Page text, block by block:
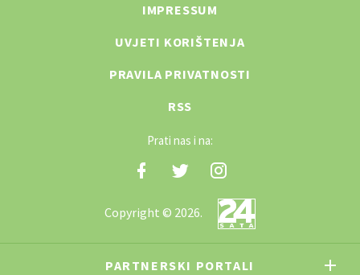
IMPRESSUM
UVJETI KORIŠTENJA
PRAVILA PRIVATNOSTI
RSS
Prati nas i na:
Copyright © 2026.
PARTNERSKI PORTALI